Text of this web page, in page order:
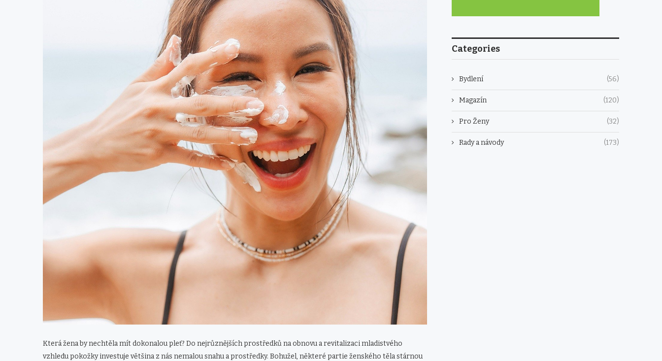
Která žena by nechtěla mít dokonalou pleť? Do nejrůznějších prostředků na obnovu a revitalizaci mladistvého
vzhledu pokožky investuje většina z nás nemalou snahu a prostředky. Bohužel, některé partie ženského těla stárnou
Categories
Bydlení (56)
Magazín (120)
Pro Ženy (32)
Rady a návody (173)